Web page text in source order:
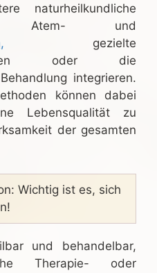
naturheilkundliche
Atem- und
gezielte
oder die
integrieren.
können dabei
Lebensqualität zu
der gesamten
Wichtig ist es, sich
und behandelbar,
Therapie- oder